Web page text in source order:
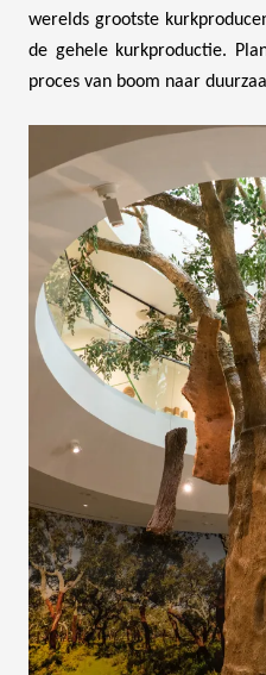
werelds grootste
de gehele kurkproductie.
proces van boom naar